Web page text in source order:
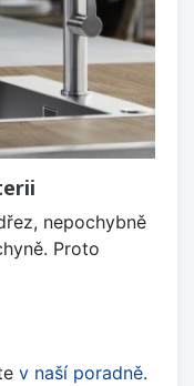
nepochybně
Proto
v naší poradně.